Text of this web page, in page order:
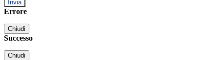
Errore
Chiudi
Successo
Chiudi